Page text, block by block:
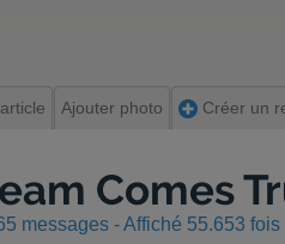
Ajouter photo Créer un
Comes
messages - Affiché 55.653 fois